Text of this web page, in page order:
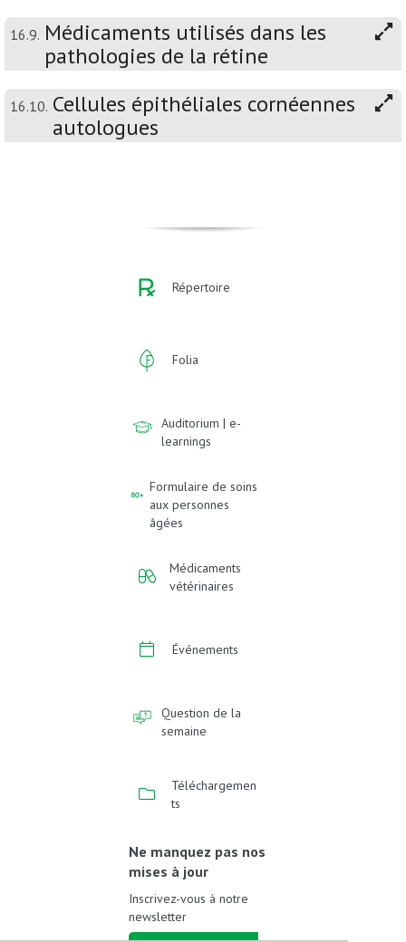
16.9. Médicaments utilisés dans les
pathologies de la rétine
16.10. Cellules épithéliales cornéennes
autologues
Répertoire
Folia
Auditorium | e-
learnings
Formulaire de soins
aux personnes
âgées
Médicaments
vétérinaires
Événements
Question de la
semaine
Téléchargemen
ts
Ne manquez pas nos
mises à jour
Inscrivez-vous à notre
newsletter